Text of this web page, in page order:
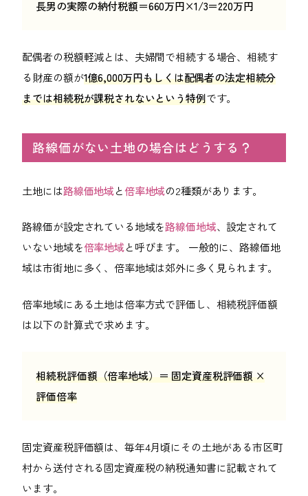
長男の実際の納付税額＝660万円×1/3＝220万円
配偶者の税額軽減とは、夫婦間で相続する場合、相続す
る財産の額が1億6,000万円もしくは配偶者の法定相続分
までは相続税が課税されないという特例です。
路線価がない土地の場合はどうする？
土地には路線価地域と倍率地域の2種類があります。
路線価が設定されている地域を路線価地域、設定されて
いない地域を倍率地域と呼びます。 一般的に、路線価地
域は市街地に多く、倍率地域は郊外に多く見られます。
倍率地域にある土地は倍率方式で評価し、相続税評価額
は以下の計算式で求めます。
相続税評価額（倍率地域）＝ 固定資産税評価額 ×
評価倍率
固定資産税評価額は、毎年4月頃にその土地がある市区町
村から送付される固定資産税の納税通知書に記載されて
います。